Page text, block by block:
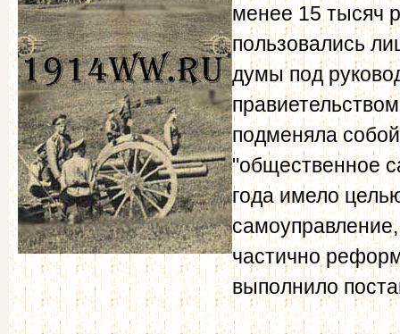
менее 15 тысяч
пользовались
думы под
подменяла
"общественное
года имело
частично
выполнило